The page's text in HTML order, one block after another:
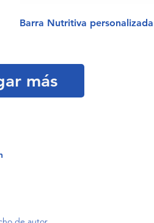
Barra Nutritiva personalizada
más